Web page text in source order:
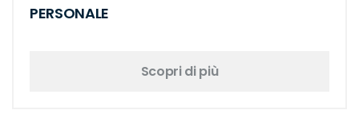
PERSONALE
Scopri di più